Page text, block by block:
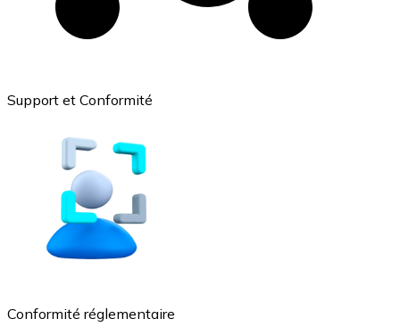
Support et Conformité
Conformité réglementaire